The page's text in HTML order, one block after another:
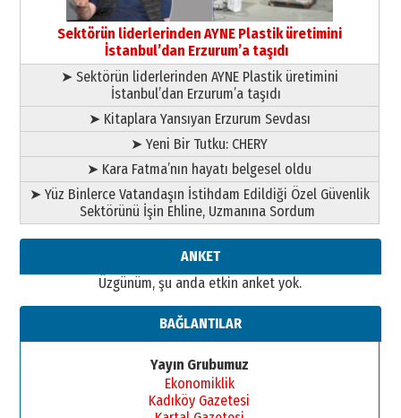
Başkan Sekmen’den Erzurum’a
bir vizyon proje daha!
02 Ağustos 2026 Pazar
Sektörün liderlerinden AYNE Plastik üretimini
İstanbul’dan Erzurum’a taşıdı
➤ Sektörün liderlerinden AYNE Plastik üretimini
İstanbul’dan Erzurum’a taşıdı
➤ Kitaplara Yansıyan Erzurum Sevdası
➤ Yeni Bir Tutku: CHERY
➤ Kara Fatma’nın hayatı belgesel oldu
➤ Yüz Binlerce Vatandaşın İstihdam Edildiği Özel Güvenlik
Sektörünü İşin Ehline, Uzmanına Sordum
ANKET
Üzgünüm, şu anda etkin anket yok.
BAĞLANTILAR
Yayın Grubumuz
Ekonomiklik
Kadıköy Gazetesi